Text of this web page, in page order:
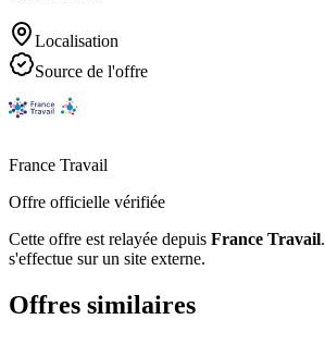
Localisation
Source de l'offre
France Travail
Offre officielle vérifiée
Cette offre est relayée depuis France Travail.
s'effectue sur un site externe.
Offres similaires